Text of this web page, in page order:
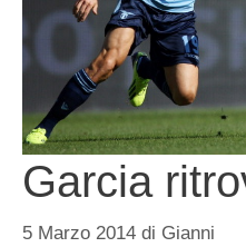
Garcia
5 Marzo 2014 di Gianni